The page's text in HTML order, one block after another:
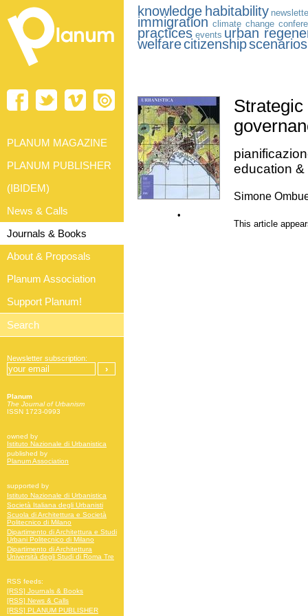
knowledge habitability
immigration climate change
practices events urban
welfarecitizenshipscenarios
•
education
Simone
This article
PLANUM MAGAZINE
PLANUM PUBLISHER
(IBIDEM)
News & Calls
Journals & Books
About & Proposals
Planum Association
Support Planum!
Newsletter subscription:
Planum
The Journal of Urbanism
ISSN 1723-0993
owned by
Istituto Nazionale di Urbanistica
published by
Planum Association
supported by
Istituto Nazionale di Urbanistica
Società Italiana degli Urbanisti
Scuola di Architettura e Società
Politecnico di Milano
Dipartimento di Architettura e Studi
Urbani Politecnico di Milano
Dipartimento di Architettura
Università degli Studi di Roma Tre
RSS feeds:
[RSS] Journals & Books
[RSS] News & Calls
[RSS] PLANUM PUBLISHER